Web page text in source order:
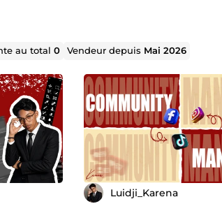
au total0 Vendeur depuis Mai 2026
Luidji_Karena